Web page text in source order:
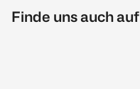
Finde uns auch auf